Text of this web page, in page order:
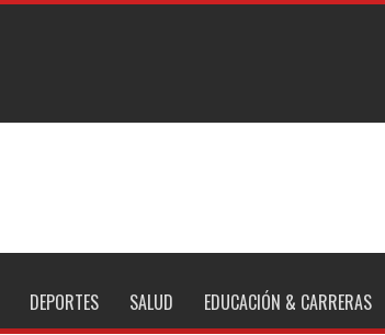
DEPORTES SALUD EDUCACIÓN & CARRERAS